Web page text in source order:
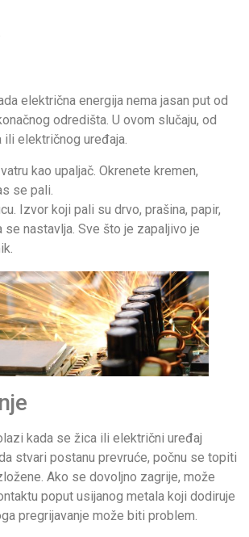
električna energija nema jasan put od
odredišta. U ovom slučaju, od
ili električnog uređaja.
kao upaljač. Okrenete kremen,
se pali.
Izvor koji pali su drvo, prašina, papir,
nastavlja. Sve što je zapaljivo je
kada se žica ili električni uređaj
stvari postanu prevruće, počnu se topiti
Ako se dovoljno zagrije, može
poput usijanog metala koji dodiruje
pregrijavanje može biti problem.